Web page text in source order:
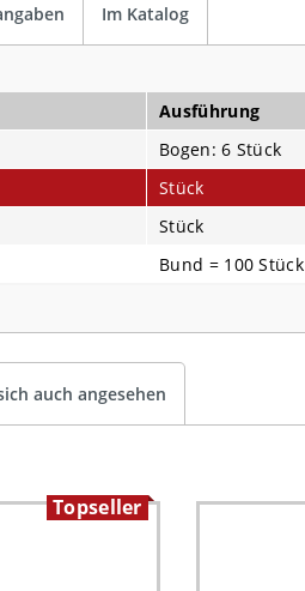
Im Katalog
Ausführung
Bogen: 6 Stück
Stück
Stück
Bund = 100 Stück
auch angesehen
Topseller